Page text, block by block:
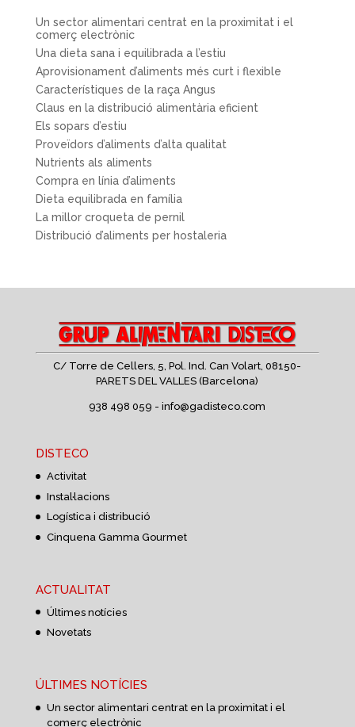
Un sector alimentari centrat en la proximitat i el
comerç electrònic
Una dieta sana i equilibrada a l’estiu
Aprovisionament d’aliments més curt i flexible
Característiques de la raça Angus
Claus en la distribució alimentària eficient
Els sopars d’estiu
Proveïdors d’aliments d’alta qualitat
Nutrients als aliments
Compra en línia d’aliments
Dieta equilibrada en família
La millor croqueta de pernil
Distribució d’aliments per hostaleria
C/ Torre de Cellers, 5, Pol. Ind. Can Volart,08150-
PARETS DEL VALLES (Barcelona)
938 498 059 -info@gadisteco.com
DISTECO
Activitat
Instal·lacions
Logística i distribució
Cinquena Gamma Gourmet
ACTUALITAT
Últimes notícies
Novetats
ÚLTIMES NOTÍCIES
Un sector alimentari centrat en la proximitat i el
comerç electrònic